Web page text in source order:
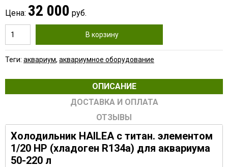
Цена: 32 000 руб.
В корзину
Теги: аквариум, аквариумное оборудование
ОПИСАНИЕ
ДОСТАВКА И ОПЛАТА
ОТЗЫВЫ
Холодильник HAILEA с титан. элементом
1/20 HP (хладоген R134a) для аквариума
50-220 л